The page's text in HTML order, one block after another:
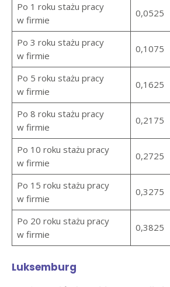
Po 1 roku stażu pracy
w firmie
0,0525
Po 3 roku stażu pracy
w firmie
0,1075
Po 5 roku stażu pracy
w firmie
0,1625
Po 8 roku stażu pracy
w firmie
0,2175
Po 10 roku stażu pracy
w firmie
0,2725
Po 15 roku stażu pracy
w firmie
0,3275
Po 20 roku stażu pracy
w firmie
0,3825
Luksemburg